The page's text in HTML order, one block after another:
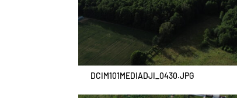
DCIM101MEDIADJI_0430.JPG